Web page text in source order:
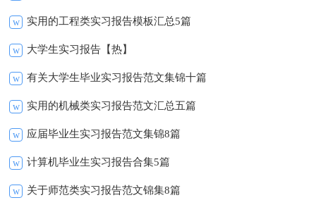
w 实用的工程类实习报告模板汇总5篇
w 大学生实习报告【热】
w 有关大学生毕业实习报告范文集锦十篇
w 实用的机械类实习报告范文汇总五篇
w 应届毕业生实习报告范文集锦8篇
w 计算机毕业生实习报告合集5篇
w 关于师范类实习报告范文锦集8篇